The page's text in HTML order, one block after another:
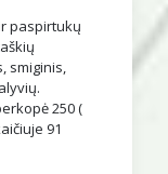
paspirtukų
smiginis,
250 (
91